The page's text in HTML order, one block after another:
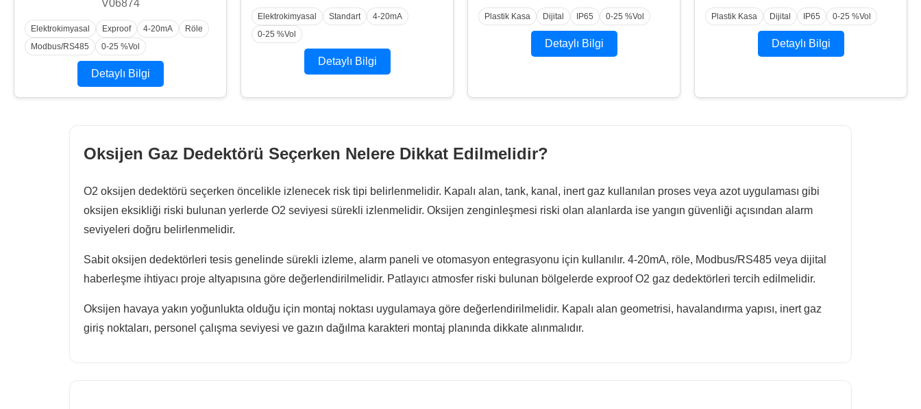
V06874
Elektrokimyasal Exproof 4-20mA
Röle
Modbus/RS485
0-25 %Vol
Detaylı Bilgi
Elektrokimyasal Standart
4-20mA
0-25 %Vol
Detaylı Bilgi
Plastik Kasa Dijital IP65 0-25 %Vol
Detaylı Bilgi
Plastik Kasa Dijital IP65 0-25 %Vol
Detaylı Bilgi
Oksijen Gaz Dedektörü Seçerken Nelere Dikkat Edilmelidir?
O2 oksijen dedektörü seçerken öncelikle izlenecek risk tipi belirlenmelidir. Kapalı alan, tank, kanal, inert gaz kullanılan proses veya azot uygulaması gibi
oksijen eksikliği riski bulunan yerlerde O2 seviyesi sürekli izlenmelidir. Oksijen zenginleşmesi riski olan alanlarda ise yangın güvenliği açısından alarm
seviyeleri doğru belirlenmelidir.
Sabit oksijen dedektörleri tesis genelinde sürekli izleme, alarm paneli ve otomasyon entegrasyonu için kullanılır. 4-20mA, röle, Modbus/RS485 veya dijital
haberleşme ihtiyacı proje altyapısına göre değerlendirilmelidir. Patlayıcı atmosfer riski bulunan bölgelerde exproof O2 gaz dedektörleri tercih edilmelidir.
Oksijen havaya yakın yoğunlukta olduğu için montaj noktası uygulamaya göre değerlendirilmelidir. Kapalı alan geometrisi, havalandırma yapısı, inert gaz
giriş noktaları, personel çalışma seviyesi ve gazın dağılma karakteri montaj planında dikkate alınmalıdır.